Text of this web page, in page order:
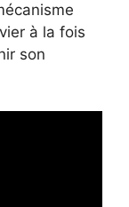
à la fois
son